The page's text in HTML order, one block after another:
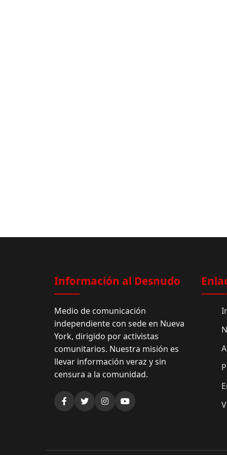
Información al Desnudo
Medio de comunicación
independiente con sede en Nueva
York, dirigido por activistas
comunitarios. Nuestra misión es
llevar información veraz y sin
censura a la comunidad.